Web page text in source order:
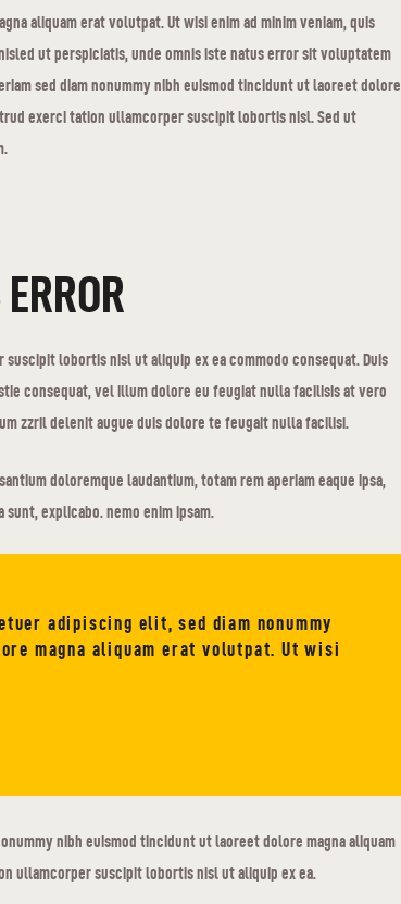
aliquam erat volutpat. Ut wisi enim ad minim veniam, quis
ut perspiciatis, unde omnis iste natus error sit voluptatem
sed diam nonummy nibh euismod tincidunt ut laoreet dolore
exerci tation ullamcorper suscipit lobortis nisl. Sed ut
lobortis nisl ut aliquip ex ea commodo consequat. Duis
consequat, vel illum dolore eu feugiat nulla facilisis at vero
zzril delenit augue duis dolore te feugait nulla facilisi.
doloremque laudantium, totam rem aperiam eaque ipsa,
explicabo. nemo enim ipsam.
adipiscing elit, sed diam nonummy
magna aliquam erat volutpat. Ut wisi
nibh euismod tincidunt ut laoreet dolore magna aliquam
ullamcorper suscipit lobortis nisl ut aliquip ex ea.